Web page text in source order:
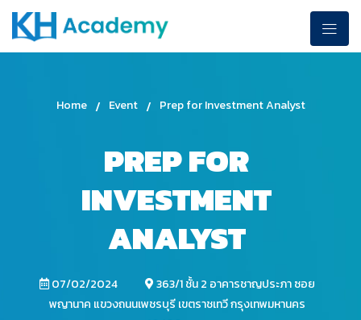
Home / Event / Prep for Investment Analyst
PREP FOR
INVESTMENT
ANALYST
07/02/2024
363/1 ชั้น 2 อาคารชาญประภา ซอย
พญานาค แขวงถนนเพชรบุรี เขตราชเทวี กรุงเทพมหานคร